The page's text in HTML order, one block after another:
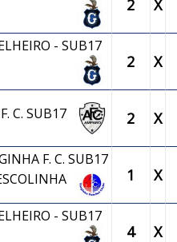
2 X
- SUB17
2 X
C. SUB17 2 X
F. C. SUB17
1 X
- SUB17
4 X